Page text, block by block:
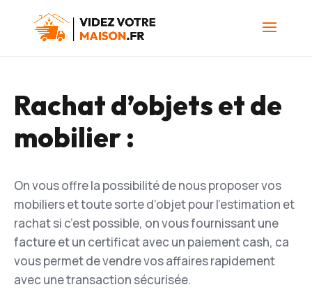
Rachat d’objets et de
mobilier :
On vous offre la possibilité de nous proposer vos
mobiliers et toute sorte d’objet pour l’estimation et
rachat si c’est possible, on vous fournissant une
facture et un certificat avec un paiement cash, ca
vous permet de vendre vos affaires rapidement
avec une transaction sécurisée.